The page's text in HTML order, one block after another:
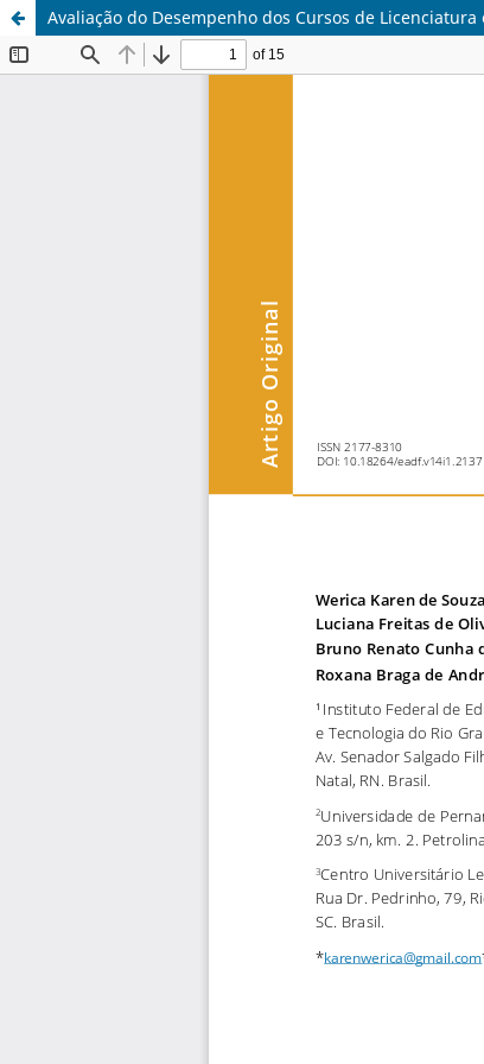
Avaliação do Desempenho dos Cursos de